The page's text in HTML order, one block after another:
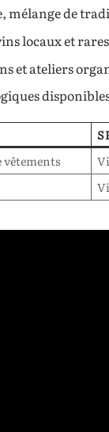
mélange de
locaux et rares
et ateliers